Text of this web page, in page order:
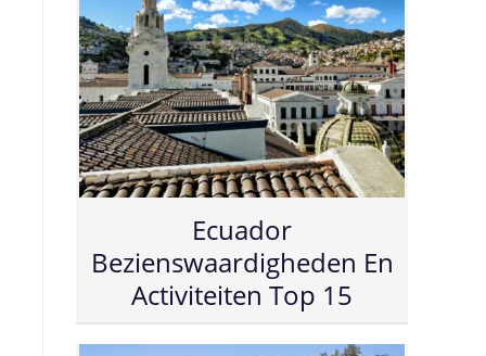
Ecuador
Bezienswaardigheden En
Activiteiten Top 15